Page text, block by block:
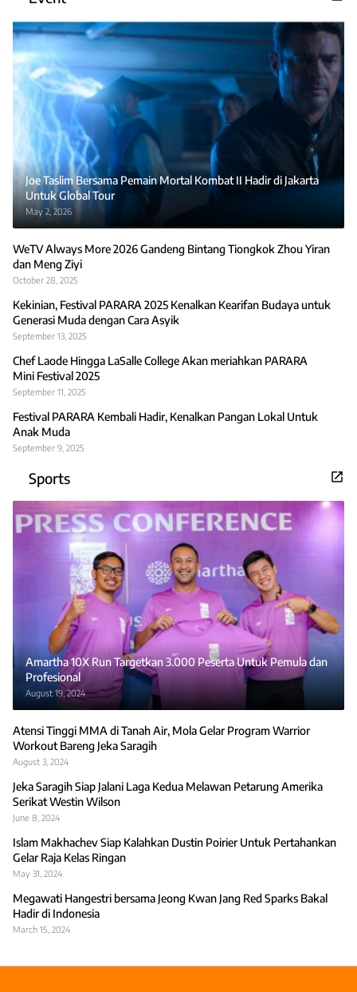
Joe Taslim Bersama Pemain Mortal Kombat II Hadir di Jakarta
Untuk Global Tour
May 2, 2026
WeTV Always More 2026 Gandeng Bintang Tiongkok Zhou Yiran
dan Meng Ziyi
October 28, 2025
Kekinian, Festival PARARA 2025 Kenalkan Kearifan Budaya untuk
Generasi Muda dengan Cara Asyik
September 13, 2025
Chef Laode Hingga LaSalle College Akan meriahkan PARARA
Mini Festival 2025
September 11, 2025
Festival PARARA Kembali Hadir, Kenalkan Pangan Lokal Untuk
Anak Muda
September 9, 2025
Sports
Amartha 10X Run Targetkan 3.000 Peserta Untuk Pemula dan
Profesional
August 19, 2024
Atensi Tinggi MMA di Tanah Air, Mola Gelar Program Warrior
Workout Bareng Jeka Saragih
August 3, 2024
Jeka Saragih Siap Jalani Laga Kedua Melawan Petarung Amerika
Serikat Westin Wilson
June 8, 2024
Islam Makhachev Siap Kalahkan Dustin Poirier Untuk Pertahankan
Gelar Raja Kelas Ringan
May 31, 2024
Megawati Hangestri bersama Jeong Kwan Jang Red Sparks Bakal
Hadir di Indonesia
March 15, 2024